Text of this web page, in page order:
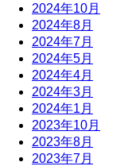
2024年10月
2024年8月
2024年7月
2024年5月
2024年4月
2024年3月
2024年1月
2023年10月
2023年8月
2023年7月